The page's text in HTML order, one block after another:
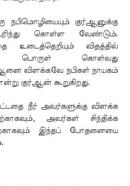
குர்ஆனுக்கு
கொள்ள வேண்டும்.
உடைத்தெறியும் விதத்தில்
பொருள் கொள்வது
விளக்கவே நபிகள் நாயகம்
குர்ஆன் கூறுகிறது.
நீர் அவர்களுக்கு விளக்க
அவர்கள் சிந்திக்க
இந்தப் போதனையை